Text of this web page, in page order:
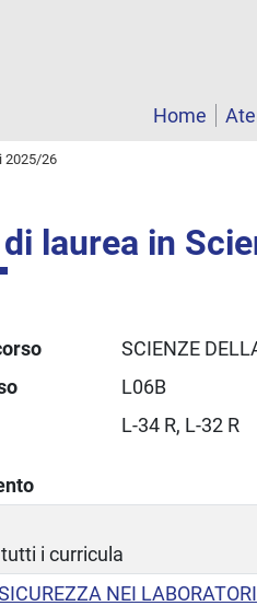
Home
2025/26
laurea in
SCIENZE
L06B
L-34 R, L-32 R
i curricula
NEI LABORATORI